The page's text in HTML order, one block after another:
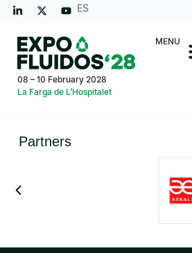
ES
08 – 10 February 2028
La Farga de L’Hospitalet
MENU
Partners